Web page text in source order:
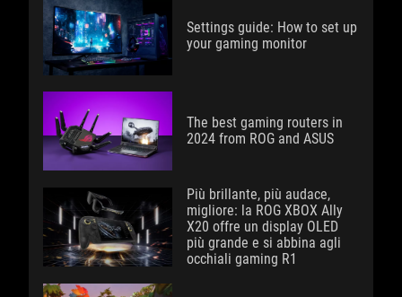
Settings guide: How to set up
your gaming monitor
The best gaming routers in
2024 from ROG and ASUS
Più brillante, più audace,
migliore: la ROG XBOX Ally
X20 offre un display OLED
più grande e si abbina agli
occhiali gaming R1